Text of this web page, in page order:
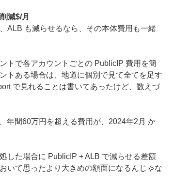
減$/月
ALB も減らせるなら、その本体費用も一緒
トで各アカウントごとの PublicIP 費用を簡
トある場合は、地道に個別で見て全てを足す
で見れることは書いてあったけど、数えづ
年間60万円を超える費用が、2024年2月 か
した場合に PublicIP + ALB で減らせる差額
いて思ったより大きめの額面になるんじゃな